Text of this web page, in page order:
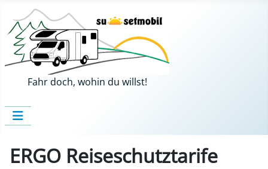
Fahr doch, wohin du willst!
ERGO Reiseschutztarife